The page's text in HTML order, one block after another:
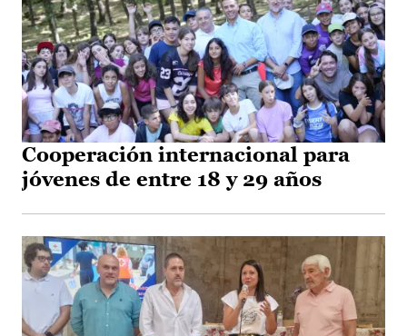
Cooperación internacional para
jóvenes de entre 18 y 29 años